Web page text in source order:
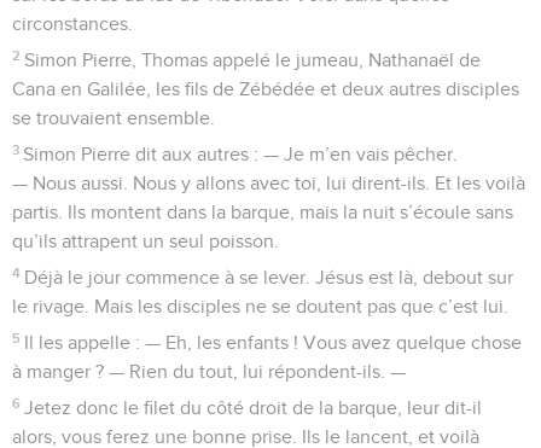
circonstances.
2 Simon Pierre, Thomas appelé le jumeau, Nathanaël de
Cana en Galilée, les fils de Zébédée et deux autres disciples
se trouvaient ensemble.
3 Simon Pierre dit aux autres : — Je m’en vais pêcher.
— Nous aussi. Nous y allons avec toi, lui dirent-ils. Et les voilà
partis. Ils montent dans la barque, mais la nuit s’écoule sans
qu’ils attrapent un seul poisson.
4 Déjà le jour commence à se lever. Jésus est là, debout sur
le rivage. Mais les disciples ne se doutent pas que c’est lui.
5 Il les appelle : — Eh, les enfants ! Vous avez quelque chose
à manger ? — Rien du tout, lui répondent-ils. —
6 Jetez donc le filet du côté droit de la barque, leur dit-il
alors, vous ferez une bonne prise. Ils le lancent, et voilà